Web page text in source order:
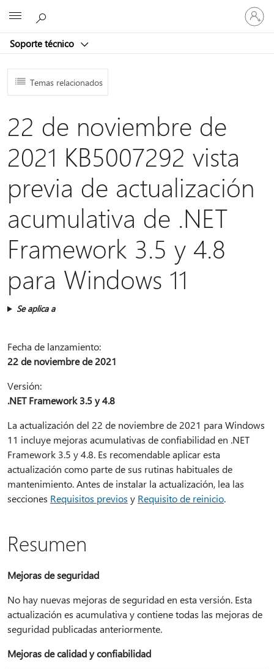
Soporte técnico
Iniciar
sesión
en
cuenta
Temas relacionados
22 de noviembre de
2021 KB5007292 vista
previa de actualización
acumulativa de .NET
Framework 3.5 y 4.8
para Windows 11
Se aplica a
Fecha de lanzamiento:
22 de noviembre de 2021
Versión:
.NET Framework 3.5 y 4.8
La actualización del 22 de noviembre de 2021 para Windows
11 incluye mejoras acumulativas de confiabilidad en .NET
Framework 3.5 y 4.8. Es recomendable aplicar esta
actualización como parte de sus rutinas habituales de
mantenimiento. Antes de instalar la actualización, lea las
secciones Requisitos previos y Requisito de reinicio.
Resumen
Mejoras de seguridad
No hay nuevas mejoras de seguridad en esta versión. Esta
actualización es acumulativa y contiene todas las mejoras de
seguridad publicadas anteriormente.
Mejoras de calidad y confiabilidad